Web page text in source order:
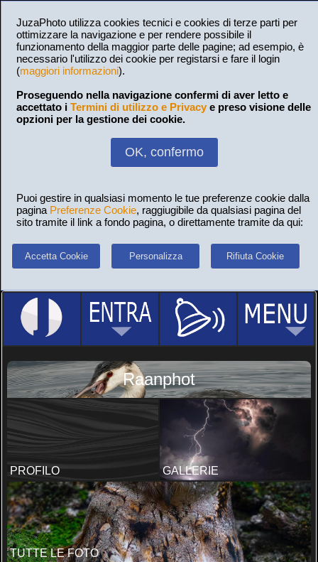
JuzaPhoto utilizza cookies tecnici e cookies di terze parti per
ottimizzare la navigazione e per rendere possibile il
funzionamento della maggior parte delle pagine; ad esempio, è
necessario l'utilizzo dei cookie per registarsi e fare il login
(maggiori informazioni).
Proseguendo nella navigazione confermi di aver letto e
accettato i Termini di utilizzo e Privacy e preso visione delle
opzioni per la gestione dei cookie.
OK, confermo
Puoi gestire in qualsiasi momento le tue preferenze cookie dalla
pagina Preferenze Cookie, raggiugibile da qualsiasi pagina del
sito tramite il link a fondo pagina, o direttamente tramite da qui:
Accetta Cookie Personalizza Rifiuta Cookie
Raanphot
PROFILO GALLERIE
TUTTE LE FOTO